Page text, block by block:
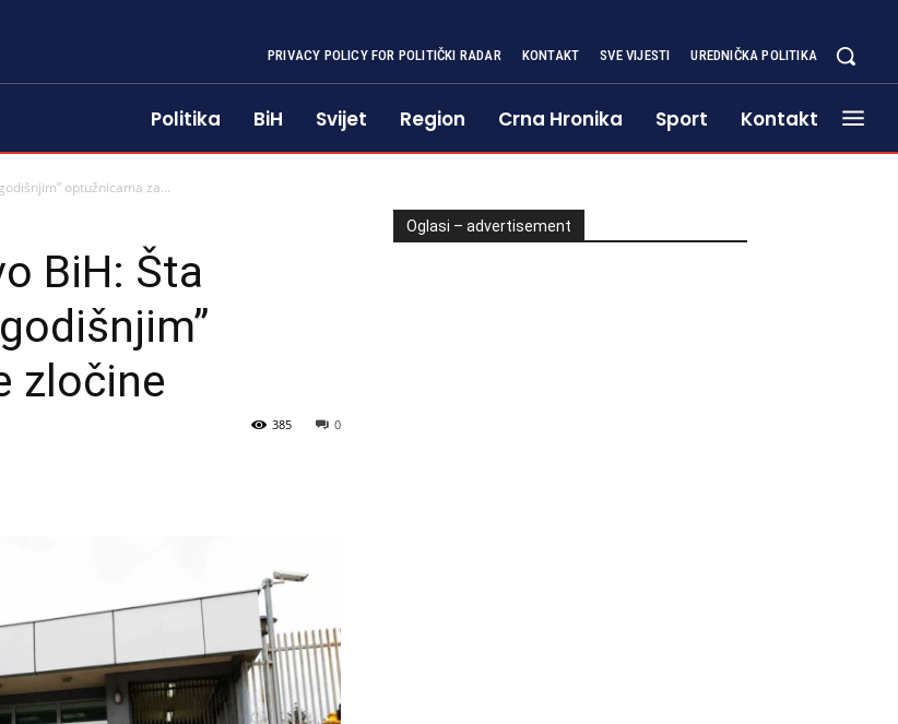
PRIVACY POLICY FOR POLITIČKI RADAR KONTAKT SVE VIJESTI UREDNIČKA POLITIKA
Politika BiH Svijet Region Crna Hronika Sport Kontakt
optužnicama za...
BiH: Šta
zločine
0
385
Oglasi – advertisement